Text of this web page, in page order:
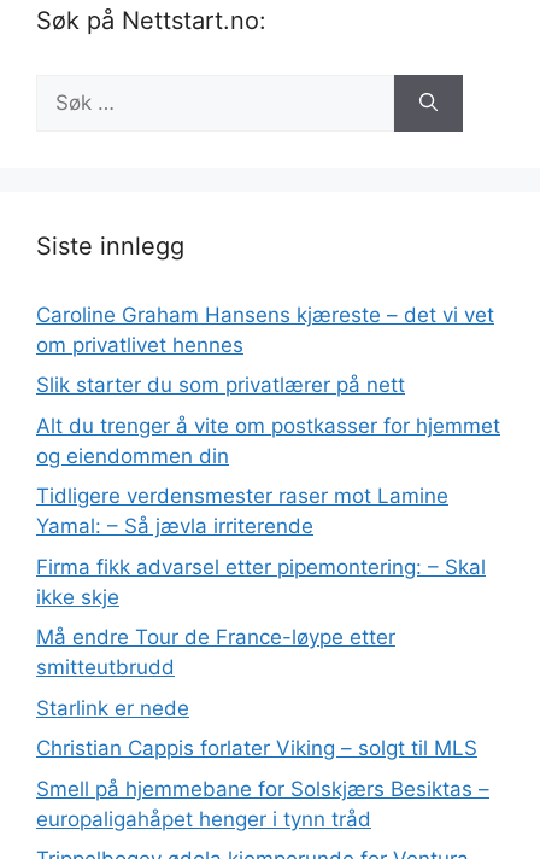
Søk på Nettstart.no:
etter:
Siste innlegg
Caroline Graham Hansens kjæreste – det vi vet
om privatlivet hennes
Slik starter du som privatlærer på nett
Alt du trenger å vite om postkasser for hjemmet
og eiendommen din
Tidligere verdensmester raser mot Lamine
Yamal: – Så jævla irriterende
Firma fikk advarsel etter pipemontering: – Skal
ikke skje
Må endre Tour de France-løype etter
smitteutbrudd
Starlink er nede
Christian Cappis forlater Viking – solgt til MLS
Smell på hjemmebane for Solskjærs Besiktas –
europaligahåpet henger i tynn tråd